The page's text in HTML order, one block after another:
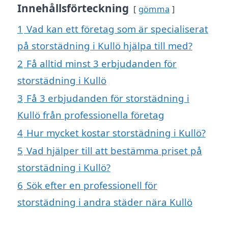
Innehållsförteckning gömma
1 Vad kan ett företag som är specialiserat
på storstädning i Kullö hjälpa till med?
2 Få alltid minst 3 erbjudanden för
storstädning i Kullö
3 Få 3 erbjudanden för storstädning i
Kullö från professionella företag
4 Hur mycket kostar storstädning i Kullö?
5 Vad hjälper till att bestämma priset på
storstädning i Kullö?
6 Sök efter en professionell för
storstädning i andra städer nära Kullö